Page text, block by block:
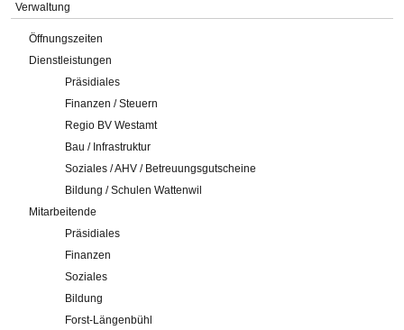
Verwaltung
Öffnungszeiten
Dienstleistungen
Präsidiales
Finanzen / Steuern
Regio BV Westamt
Bau / Infrastruktur
Soziales / AHV / Betreuungsgutscheine
Bildung / Schulen Wattenwil
Mitarbeitende
Präsidiales
Finanzen
Soziales
Bildung
Forst-Längenbühl